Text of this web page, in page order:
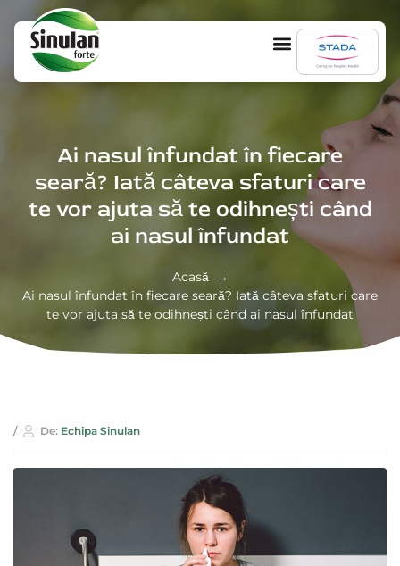
Ai nasul înfundat în fiecare
seară? Iată câteva sfaturi care
te vor ajuta să te odihnești când
ai nasul înfundat
Acasă →
Ai nasul înfundat în fiecare seară? Iată câteva sfaturi care
te vor ajuta să te odihnești când ai nasul înfundat
De: Echipa Sinulan